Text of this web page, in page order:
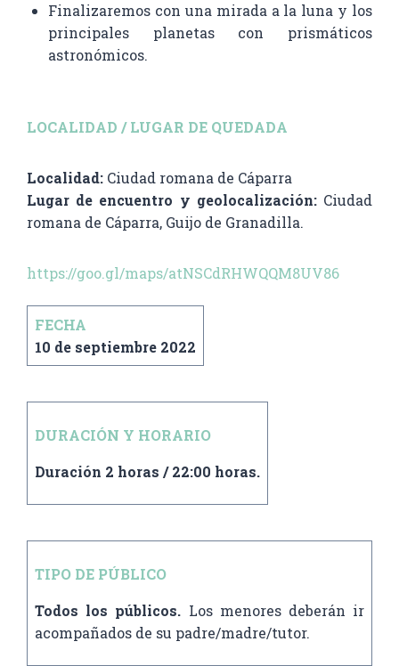
Finalizaremos con una mirada a la luna y los
principales planetas con prismáticos
astronómicos.
LOCALIDAD / LUGAR DE QUEDADA
Localidad: Ciudad romana de Cáparra
Lugar de encuentro y geolocalización:Ciudad
romana de Cáparra, Guijo de Granadilla.
https://goo.gl/maps/atNSCdRHWQQM8UV86
FECHA
10 de septiembre 2022
DURACIÓN Y HORARIO
Duración 2 horas / 22:00 horas.
TIPO DE PÚBLICO
Todos los públicos. Los menores deberán ir
acompañados de su padre/madre/tutor.